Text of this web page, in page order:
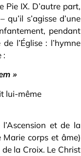
Pie IX. D’autre part,
s’agisse d’une
pendant
l’Église : l’hymne
:
»
lui-même
et de la
corps et âme)
la Croix. Le Christ